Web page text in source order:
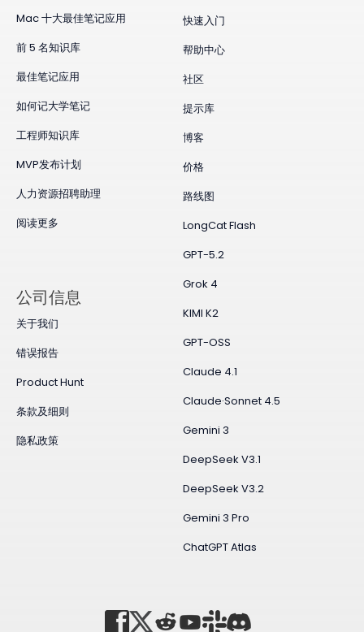
Mac 十大最佳笔记应用
前 5 名知识库
最佳笔记应用
如何记大学笔记
工程师知识库
MVP发布计划
人力资源招聘助理
阅读更多
快速入门
帮助中心
社区
提示库
博客
价格
路线图
LongCat Flash
GPT-5.2
Grok 4
KIMI K2
GPT-OSS
Claude 4.1
Claude·Sonnet 4.5
Gemini 3
DeepSeek V3.1
DeepSeek V3.2
Gemini 3 Pro
ChatGPT Atlas
公司信息
关于我们
错误报告
Product Hunt
条款及细则
隐私政策